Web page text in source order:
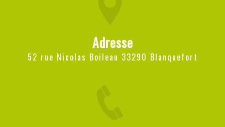
Adresse
52 rue Nicolas Boileau 33290 Blanquefort